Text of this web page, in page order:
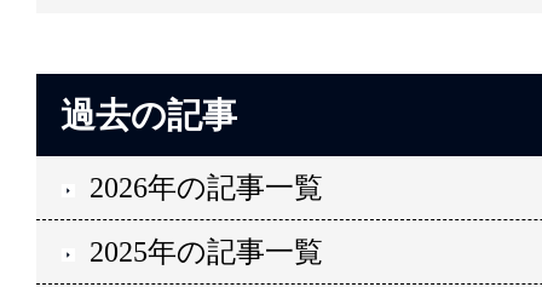
過去の記事
2026年の記事一覧
2025年の記事一覧